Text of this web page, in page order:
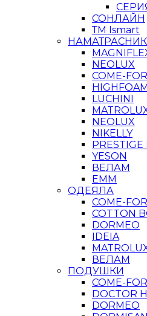
СОНЛАЙН
ТМ Ismart
NEOLUX
COME-FOR
HIGHFOAM
LUCHINI
NEOLUX
NIKELLY
PRESTIGE
YESON
ВЕЛАМ
ЕММ
ОДЕЯЛА
COME-FOR
COTTON
DORMEO
IDEIA
ВЕЛАМ
ПОДУШКИ
COME-FOR
DOCTOR
DORMEO